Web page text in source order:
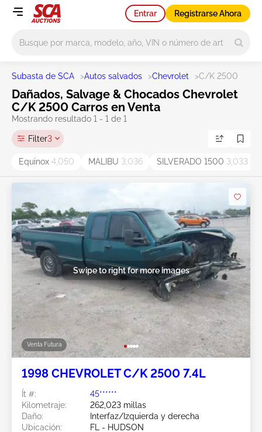
Entrar Registrarse Ahora
Subasta de SCA >Autos salvados >Chevrolet >C/K 2500
Dañados, Salvage & Chocados Chevrolet
C/K 2500 Carros en Venta
Mostrando resultado 1 - 1 de 1
Filter3
Equinox 4,050 MALIBU 3,036 SILVERADO 1500 3,033
Venta Futura
Swipe to right for more images
1998 CHEVROLET C/K 2500 7.4L
Ít #:
45******
Kilometraje:
262,023 millas
Daño:
Interfaz/Izquierda y derecha
Ubicación:
FL - HUDSON